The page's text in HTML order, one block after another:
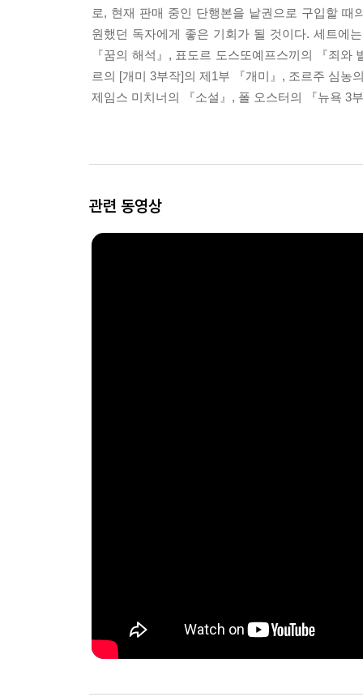
로, 현재 판매 중인 단행본을 낱권으로 구입할 때
원했던 독자에게 좋은 기회가 될 것이다. 세트에
『꿈의 해석』, 표도르 도스또예프스끼의 『죄
르의 [개미 3부작]의 제1부 『개미』, 조르주 심농
제임스 미치너의 『소설』, 폴 오스터의 『뉴욕 3
관련 동영상